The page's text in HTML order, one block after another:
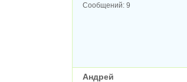
Сообщений: 9
Андрей